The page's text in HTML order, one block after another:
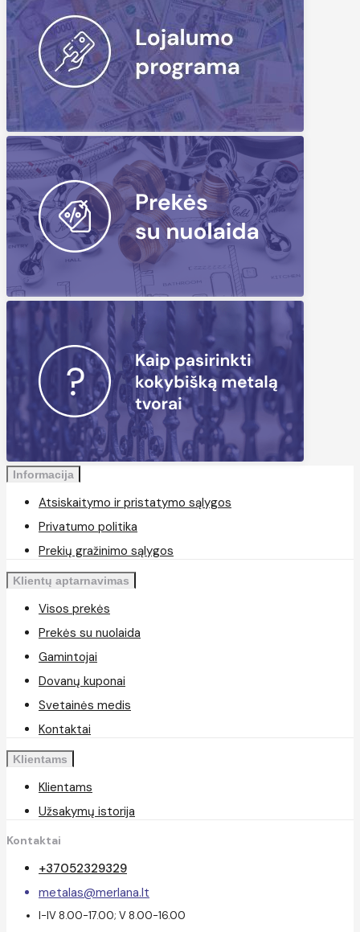
Informacija
Atsiskaitymo ir pristatymo sąlygos
Privatumo politika
Prekių gražinimo sąlygos
Klientų aptarnavimas
Visos prekės
Prekės su nuolaida
Gamintojai
Dovanų kuponai
Svetainės medis
Kontaktai
Klientams
Klientams
Užsakymų istorija
Kontaktai
+37052329329
metalas@merlana.lt
I-IV 8.00-17.00; V 8.00-16.00